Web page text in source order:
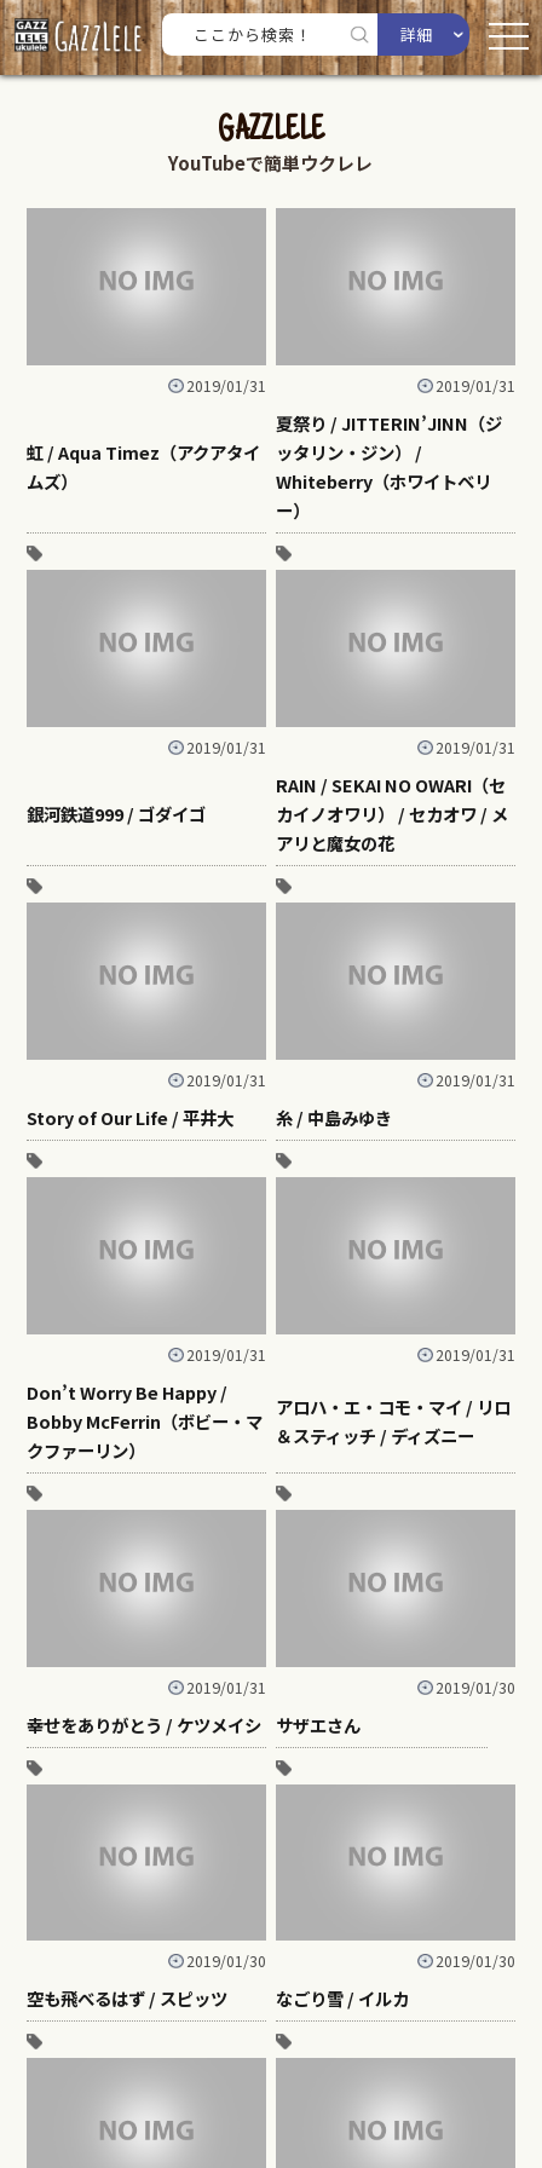
詳細
GAZZLELE
YouTubeで簡単ウクレレ
2019/01/31
虹 / Aqua Timez（アクアタイ
ムズ）
2019/01/31
夏祭り / JITTERIN’JINN（ジ
ッタリン・ジン） /
Whiteberry（ホワイトベリ
ー）
2019/01/31
銀河鉄道999 / ゴダイゴ
2019/01/31
RAIN / SEKAI NO OWARI（セ
カイノオワリ） / セカオワ / メ
アリと魔女の花
2019/01/31
Story of Our Life / 平井大
2019/01/31
糸 / 中島みゆき
2019/01/31
Don’t Worry Be Happy /
Bobby McFerrin（ボビー・マ
クファーリン）
2019/01/31
アロハ・エ・コモ・マイ / リロ
＆スティッチ / ディズニー
2019/01/31
幸せをありがとう / ケツメイシ
2019/01/30
サザエさん
2019/01/30
空も飛べるはず / スピッツ
2019/01/30
なごり雪 / イルカ